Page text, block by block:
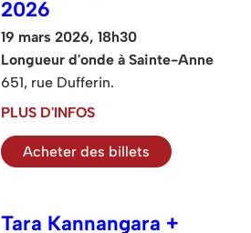
2026
19 mars 2026, 18h30
Longueur d'onde à Sainte-Anne
651, rue Dufferin.
PLUS D'INFOS
Acheter des billets
Tara Kannangara +